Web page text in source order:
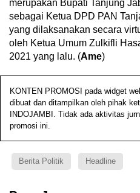
merupakan Bupati Tanjung
sebagai Ketua DPD PAN
yang dilaksanakan secara
oleh Ketua Umum Zulkifli
2021 yang lalu. (Ame)
KONTEN PROMOSI pada widget
dibuat dan ditampilkan oleh pihak
INDOJAMBI. Tidak ada aktivitas
promosi ini.
Berita Politik Headline